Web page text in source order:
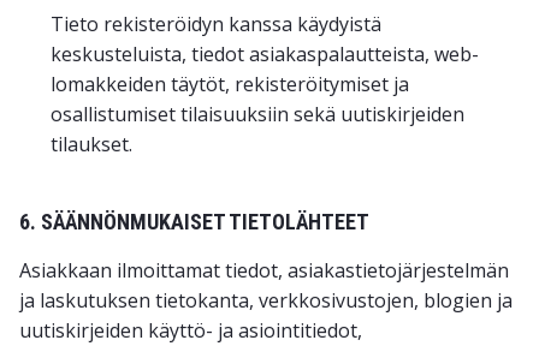
Tieto rekisteröidyn kanssa käydyistä
keskusteluista, tiedot asiakaspalautteista, web-
lomakkeiden täytöt, rekisteröitymiset ja
osallistumiset tilaisuuksiin sekä uutiskirjeiden
tilaukset.
6. SÄÄNNÖNMUKAISET TIETOLÄHTEET
Asiakkaan ilmoittamat tiedot, asiakastietojärjestelmän
ja laskutuksen tietokanta, verkkosivustojen, blogien ja
uutiskirjeiden käyttö- ja asiointitiedot,